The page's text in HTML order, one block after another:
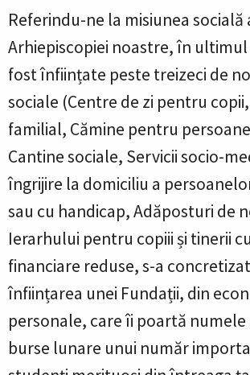
Referindu-ne la misiunea socială
Arhiepiscopiei noastre, în
fost înființate peste treizeci de
sociale (Centre de zi pentru
familial, Cămine pentru
Cantine sociale, Servicii socio-
îngrijire la domiciliu a
sau cu handicap, Adăposturi de
Ierarhului pentru copiii și tinerii
financiare reduse, s-a
înființarea unei Fundații, din
personale, care îi poartă numele
burse lunare unui număr